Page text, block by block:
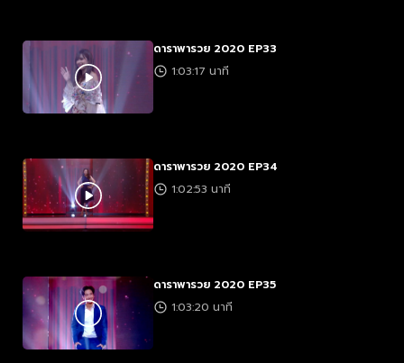
ดาราพารวย 2020 EP33
1:03:17 นาที
ดาราพารวย 2020 EP34
1:02:53 นาที
ดาราพารวย 2020 EP35
1:03:20 นาที